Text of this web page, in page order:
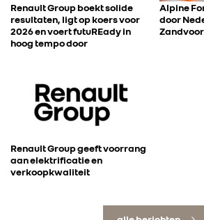
Renault Group boekt solide
resultaten, ligt op koers voor
2026 en voert futuREady in
hoog tempo door
Alpine
door
Renault Group geeft voorrang
aan elektrificatie en
verkoopkwaliteit